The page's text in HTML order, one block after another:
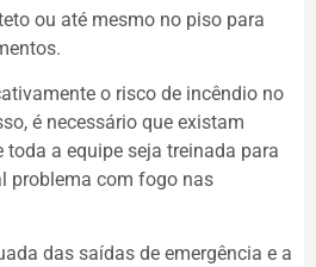
ou até mesmo no piso para
o risco de incêndio no
é necessário que existam
toda a equipe seja treinada para
problema com fogo nas
das saídas de emergência e a